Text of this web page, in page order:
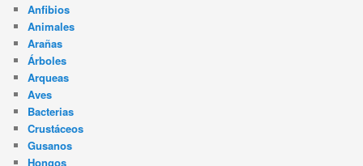
Anfibios
Animales
Arañas
Árboles
Arqueas
Aves
Bacterias
Crustáceos
Gusanos
Hongos